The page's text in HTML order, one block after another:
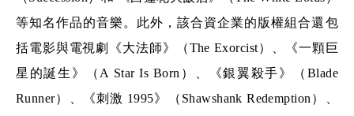
等知名作品的音樂。此外，該合資企業的版權組合還包
括電影與電視劇《大法師》（The Exorcist）、《一顆巨
星的誕生》（A Star Is Born）、《銀翼殺手》（Blade
Runner）、《刺激 1995》（Shawshank Redemption）、